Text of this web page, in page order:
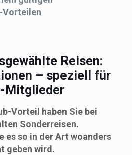
Vorteilen
Reisen:
– speziell für
Mitglieder
Vorteil haben Sie bei
Sonderreisen.
es so in der Art woanders
geben wird.